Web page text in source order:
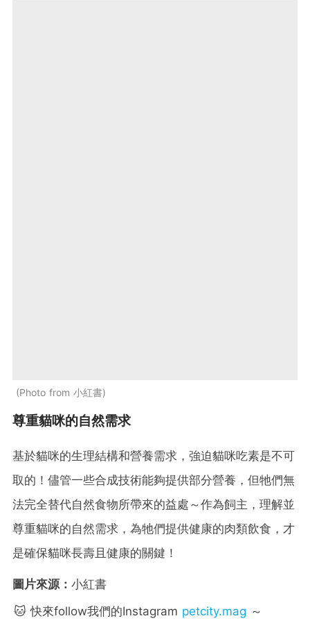
Photo from 小紅書
尊重貓咪的自然需求
基於貓咪的生理結構和營養需求，強迫貓咪吃素是不可
取的！儘管一些合成技術能夠提供部分營養，但牠們無
法完全替代自然食物所帶來的益處～作為飼主，理解並
尊重貓咪的自然需求，為牠們提供健康的肉類飲食，才
是確保貓咪長壽且健康的關鍵！
圖片來源： 小紅書
🐱 快來follow我們的Instagram petcity.mag ～